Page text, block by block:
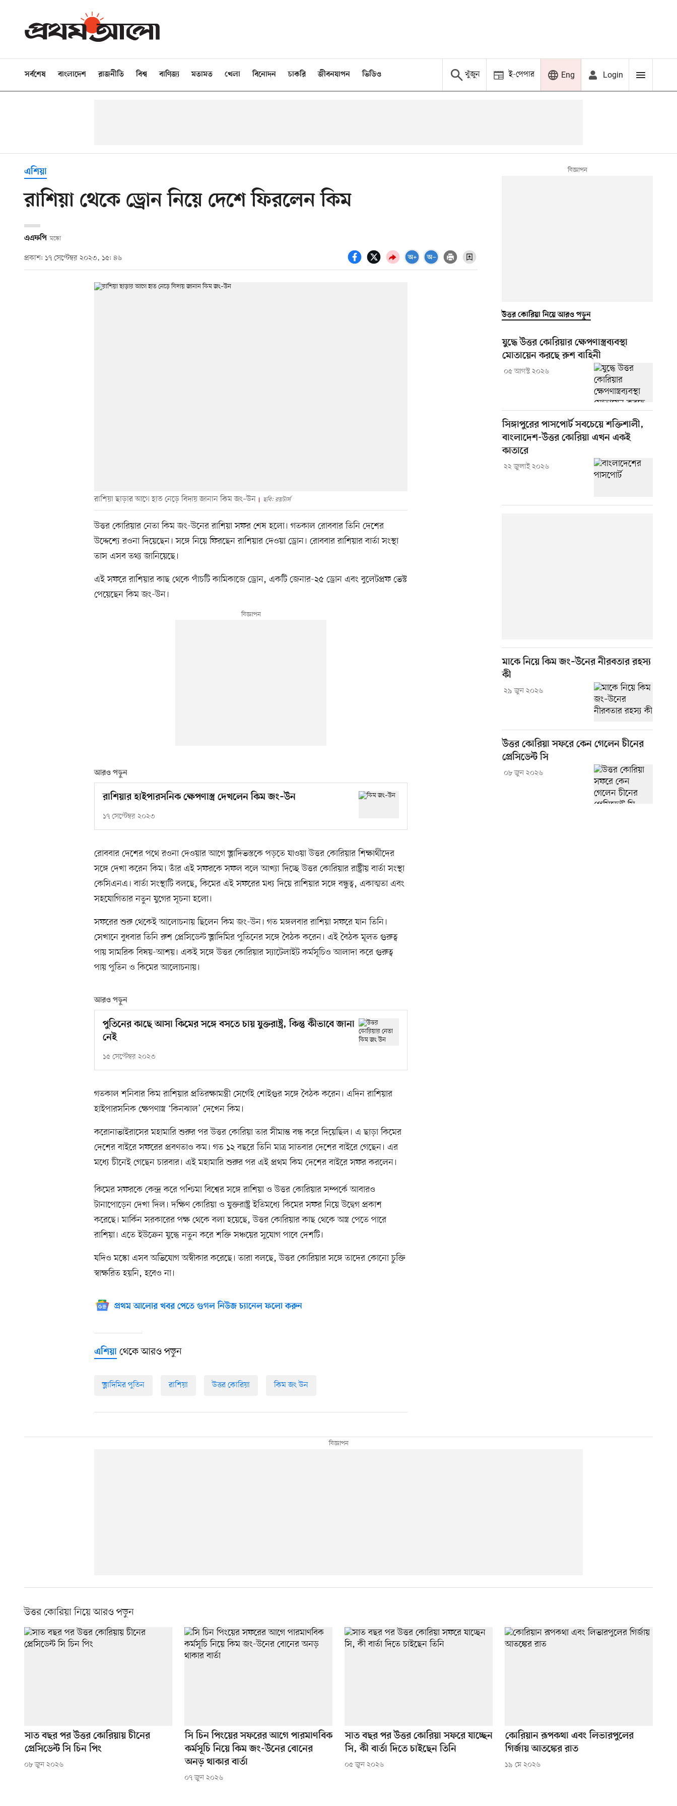
সর্বশেষ বাংলাদেশ রাজনীতি বিশ্ব বাণিজ্য মতামত খেলা বিনোদন চাকরি জীবনযাপন ভিডিও খুঁজুন ই-পেপার Eng Login
এশিয়া
রাশিয়া থেকে ড্রোন নিয়ে দেশে ফিরলেন কিম
এএফপি মস্কো
প্রকাশ: ১৭ সেপ্টেম্বর ২০২৩, ১৫: ৪৬
রাশিয়া ছাড়ার আগে হাত নেড়ে বিদায় জানান কিম জং–উন ছবি: রয়টার্স
উত্তর কোরিয়ার নেতা কিম জং-উনের রাশিয়া সফর শেষ হলো। গতকাল রোববার তিনি দেশের
উদ্দেশ্যে রওনা দিয়েছেন। সঙ্গে নিয়ে ফিরছেন রাশিয়ার দেওয়া ড্রোন। রোববার রাশিয়ার বার্তা সংস্থা
তাস এসব তথ্য জানিয়েছে।
এই সফরে রাশিয়ার কাছ থেকে পাঁচটি কামিকাজে ড্রোন, একটি জেনার-২৫ ড্রোন এবং বুলেটপ্রফ ভেস্ট
পেয়েছেন কিম জং-উন।
আরও পড়ুন
রাশিয়ার হাইপারসনিক ক্ষেপণাস্ত্র দেখলেন কিম জং–উন
১৭ সেপ্টেম্বর ২০২৩
রোববার দেশের পথে রওনা দেওয়ার আগে ভ্লাদিভস্তকে পড়তে যাওয়া উত্তর কোরিয়ার শিক্ষার্থীদের
সঙ্গে দেখা করেন কিম। তাঁর এই সফরকে সফল বলে আখ্যা দিচ্ছে উত্তর কোরিয়ার রাষ্ট্রীয় বার্তা সংস্থা
কেসিএনএ। বার্তা সংস্থাটি বলছে, কিমের এই সফরের মধ্য দিয়ে রাশিয়ার সঙ্গে বন্ধুত্ব, একাত্মতা এবং
সহযোগিতার নতুন যুগের সূচনা হলো।
সফরের শুরু থেকেই আলোচনায় ছিলেন কিম জং-উন। গত মঙ্গলবার রাশিয়া সফরে যান তিনি।
সেখানে বুধবার তিনি রুশ প্রেসিডেন্ট ভ্লাদিমির পুতিনের সঙ্গে বৈঠক করেন। এই বৈঠক মূলত গুরুত্ব
পায় সামরিক বিষয়-আশয়। একই সঙ্গে উত্তর কোরিয়ার স্যাটেলাইট কর্মসূচিও আলাদা করে গুরুত্ব
পায় পুতিন ও কিমের আলোচনায়।
আরও পড়ুন
পুতিনের কাছে আসা কিমের সঙ্গে বসতে চায় যুক্তরাষ্ট্র, কিন্তু কীভাবে জানা
নেই
১৫ সেপ্টেম্বর ২০২৩
গতকাল শনিবার কিম রাশিয়ার প্রতিরক্ষামন্ত্রী সের্গেই শোইগুর সঙ্গে বৈঠক করেন। এদিন রাশিয়ার
হাইপারসনিক ক্ষেপণাস্ত্র ‘কিনঝাল’ দেখেন কিম।
করোনাভাইরাসের মহামারি শুরুর পর উত্তর কোরিয়া তার সীমান্ত বন্ধ করে দিয়েছিল। এ ছাড়া কিমের
দেশের বাইরে সফরের প্রবণতাও কম। গত ১২ বছরে তিনি মাত্র সাতবার দেশের বাইরে গেছেন। এর
মধ্যে চীনেই গেছেন চারবার। এই মহামারি শুরুর পর এই প্রথম কিম দেশের বাইরে সফর করলেন।
কিমের সফরকে কেন্দ্র করে পশ্চিমা বিশ্বের সঙ্গে রাশিয়া ও উত্তর কোরিয়ার সম্পর্কে আবারও
টানাপোড়েন দেখা দিল। দক্ষিণ কোরিয়া ও যুক্তরাষ্ট্র ইতিমধ্যে কিমের সফর নিয়ে উদ্বেগ প্রকাশ
করেছে। মার্কিন সরকারের পক্ষ থেকে বলা হয়েছে, উত্তর কোরিয়ার কাছ থেকে অস্ত্র পেতে পারে
রাশিয়া। এতে ইউক্রেন যুদ্ধে নতুন করে শক্তি সঞ্চয়ের সুযোগ পাবে দেশটি।
যদিও মস্কো এসব অভিযোগ অস্বীকার করেছে। তারা বলছে, উত্তর কোরিয়ার সঙ্গে তাদের কোনো চুক্তি
স্বাক্ষরিত হয়নি, হবেও না।
প্রথম আলোর খবর পেতে গুগল নিউজ চ্যানেল ফলো করুন
এশিয়া থেকে আরও পড়ুন
ভ্লাদিমির পুতিন রাশিয়া উত্তর কোরিয়া কিম জং উন
উত্তর কোরিয়া নিয়ে আরও পড়ুন
যুদ্ধে উত্তর কোরিয়ার ক্ষেপণাস্ত্রব্যবস্থা
মোতায়েন করছে রুশ বাহিনী
০৫ আগস্ট ২০২৬
সিঙ্গাপুরের পাসপোর্ট সবচেয়ে শক্তিশালী,
বাংলাদেশ-উত্তর কোরিয়া এখন একই
কাতারে
২২ জুলাই ২০২৬
মাকে নিয়ে কিম জং–উনের নীরবতার রহস্য
কী
২৯ জুন ২০২৬
উত্তর কোরিয়া সফরে কেন গেলেন চীনের
প্রেসিডেন্ট সি
০৮ জুন ২০২৬
উত্তর কোরিয়া নিয়ে আরও পড়ুন
সাত বছর পর উত্তর কোরিয়ায় চীনের
প্রেসিডেন্ট সি চিন পিং
০৮ জুন ২০২৬
সি চিন পিংয়ের সফরের আগে পারমাণবিক
কর্মসূচি নিয়ে কিম জং-উনের বোনের
অনড় থাকার বার্তা
০৭ জুন ২০২৬
সাত বছর পর উত্তর কোরিয়া সফরে যাচ্ছেন
সি, কী বার্তা দিতে চাইছেন তিনি
০৫ জুন ২০২৬
কোরিয়ান রূপকথা এবং লিভারপুলের
গির্জায় আতঙ্কের রাত
১৯ মে ২০২৬